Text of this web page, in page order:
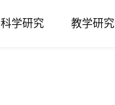
科学研究 教学研究